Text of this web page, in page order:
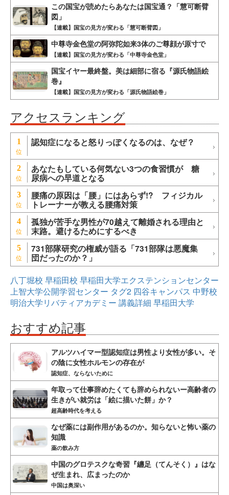
この国宝が読めたらあなたは国宝通？「慧可断臂
図」
【連載】国宝の見方が変わる「慧可断臂図」
中尊寺金色堂の阿弥陀如来3体のご尊顔が原寸で
【連載】国宝の見方が変わる「中尊寺金色堂」
国宝イヤー最終盤。美は細部に宿る『源氏物語絵
巻』
【連載】国宝の見方が変わる「源氏物語絵巻」
アクセスランキング
1 認知症になると怒りっぽくなるのは、なぜ？
2 あなたもしている何気ない3つの食習慣が 糖
尿病への早道となる
3 腰痛の原因は「腰」にはあらず!? フィジカル
トレーナーが教える腰痛対策
4 孤独が苦手な男性が70越えて離婚される理由と
末路。避けるためにするべき
5 731部隊研究の権威が語る「731部隊は悪魔集
団だったのか？」
八丁堀校 早稲田校 早稲田大学エクステンションセンター
上智大学公開学習センター タグ2 四谷キャンパス 中野校
明治大学リバティアカデミー 講義詳細 早稲田大学
おすすめ記事
アルツハイマー型認知症は男性より女性が多い。そ
の陰に女性ホルモンの存在が
認知症、ならないために
年取って仕事辞めたくても辞められないー高齢者の
生きがい就労は「絵に描いた餅」か？
超高齢時代を考える
なぜ薬には副作用があるのか。知らないと怖い薬の
知識
薬の飲み方
中国のグロテスクな奇習『纏足（てんそく）』はな
ぜ生まれ、広まったのか
中国は奥深い